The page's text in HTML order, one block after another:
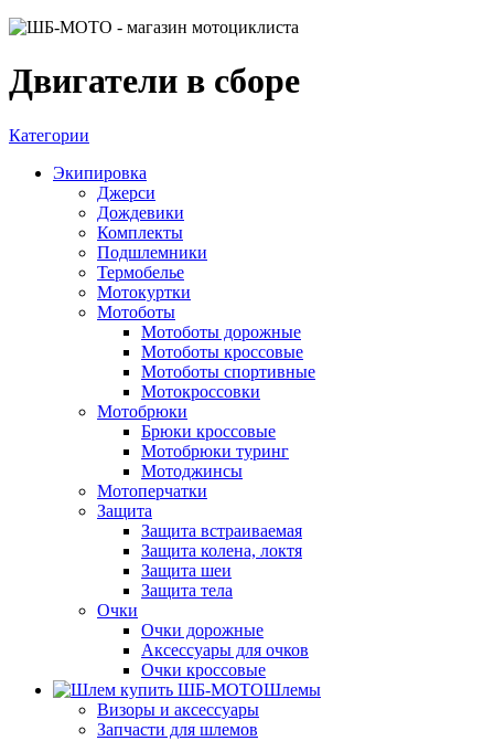
Двигатели в сборе
Категории
Экипировка
Джерси
Дождевики
Комплекты
Подшлемники
Термобелье
Мотокуртки
Мотоботы
Мотоботы дорожные
Мотоботы кроссовые
Мотоботы спортивные
Мотокроссовки
Мотобрюки
Брюки кроссовые
Мотобрюки туринг
Мотоджинсы
Мотоперчатки
Защита
Защита встраиваемая
Защита колена, локтя
Защита шеи
Защита тела
Очки
Очки дорожные
Аксессуары для очков
Очки кроссовые
Шлемы
Визоры и аксессуары
Запчасти для шлемов